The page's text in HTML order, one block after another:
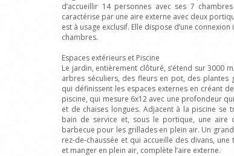
d’accueillir 14 personnes avec ses 7
caractérise par une aire externe avec deux
est à usage exclusif. Elle dispose d’une
chambres.
Espaces extérieurs et Piscine
Le jardin, entièrement clôturé, s’étend sur 3000
arbres séculiers, des fleurs en pot, des plantes
qui définissent les espaces externes en créant
piscine, qui mesure 6x12 avec une profondeur
et de chaises longues. Adjacent à la piscine se
bain de service et, sous le portique, une
barbecue pour les grillades en plein air. Un
rez-de-chaussée et qui accueille des divans,
et manger en plein air, complète l’aire externe.